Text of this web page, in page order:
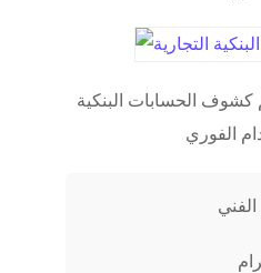
الحسابات البنكية